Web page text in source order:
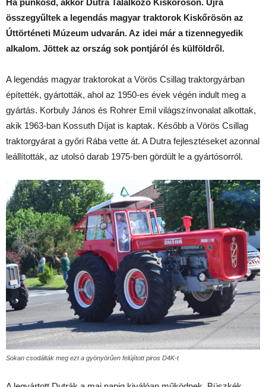
Ha pünkösd, akkor Dutra Találkozó Kiskőrösön. Újra
összegyűltek a legendás magyar traktorok Kiskőrösön az
Úttörténeti Múzeum udvarán. Az idei már a tizennegyedik
alkalom. Jöttek az ország sok pontjáról és külföldről.
A legendás magyar traktorokat a Vörös Csillag traktorgyárban
építették, gyártották, ahol az 1950-es évek végén indult meg a
gyártás. Korbuly János és Rohrer Emil világszínvonalat alkottak,
akik 1963-ban Kossuth Díjat is kaptak. Később a Vörös Csillag
traktorgyárat a győri Rába vette át. A Dutra fejlesztéseket azonnal
leállították, az utolsó darab 1975-ben gördült le a gyártósorról.
Sokan csodálták meg ezt a gyönyörűen felújított piros D4K-t